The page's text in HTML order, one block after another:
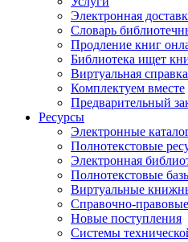
Электронная
Словарь
Продление книг
Библиотека ищет
Виртуальная справка
Комплектуем вместе
Предварительный
Ресурсы
Электронные
Полнотекстовые
Электронная
Полнотекстовые
Виртуальные
Справочно-
Новые поступления
Cистемы